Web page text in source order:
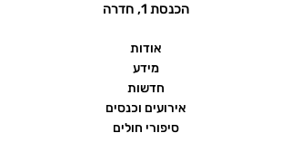
הכנסת 1, חדרה
אודות
מידע
חדשות
אירועים וכנסים
סיפורי חולים